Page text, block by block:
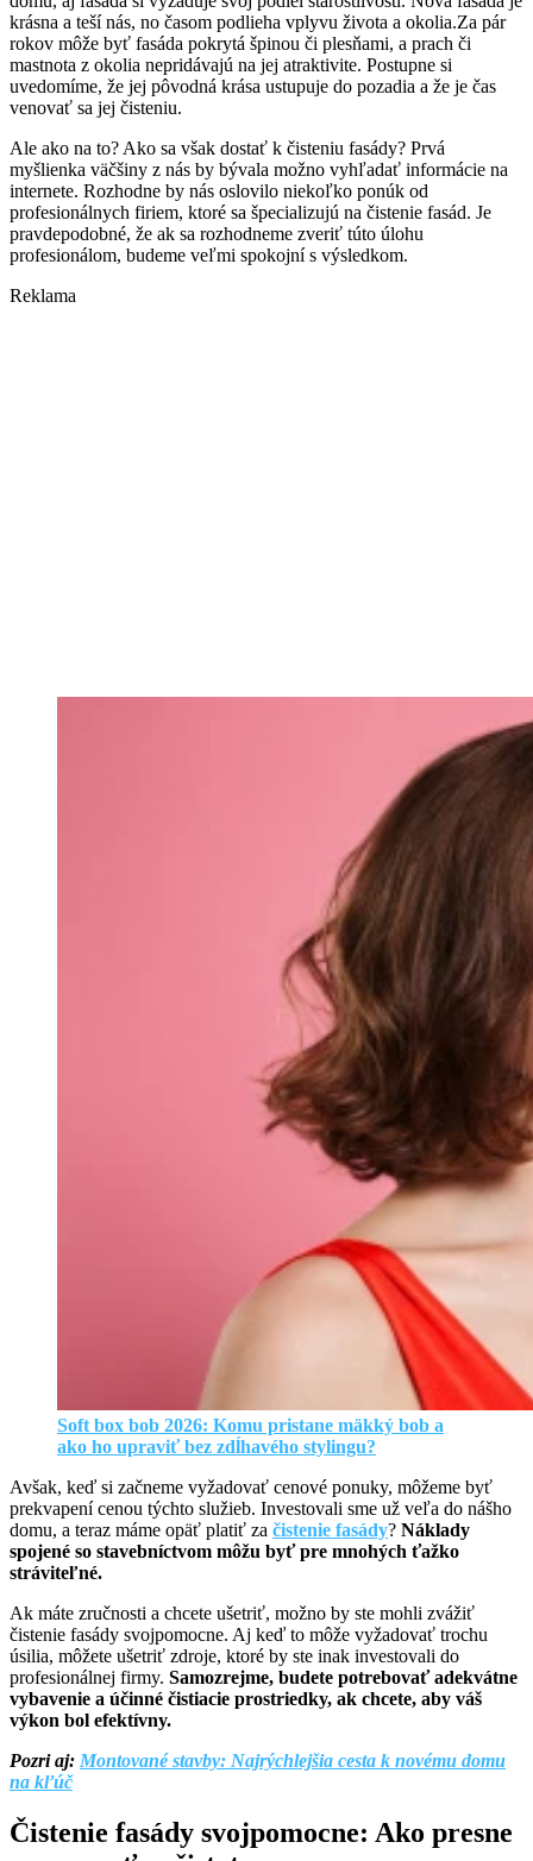
krásna a teší nás, no časom podlieha vplyvu života a okolia.Za pár
rokov môže byť fasáda pokrytá špinou či plesňami, a prach či
mastnota z okolia nepridávajú na jej atraktivite. Postupne si
uvedomíme, že jej pôvodná krása ustupuje do pozadia a že je čas
venovať sa jej čisteniu.
Ale ako na to? Ako sa však dostať k čisteniu fasády? Prvá
myšlienka väčšiny z nás by bývala možno vyhľadať informácie na
internete. Rozhodne by nás oslovilo niekoľko ponúk od
profesionálnych firiem, ktoré sa špecializujú na čistenie fasád. Je
pravdepodobné, že ak sa rozhodneme zveriť túto úlohu
profesionálom, budeme veľmi spokojní s výsledkom.
Reklama
Soft box bob 2026: Komu pristane mäkký bob a
ako ho upraviť bez zdĺhavého stylingu?
Avšak, keď si začneme vyžadovať cenové ponuky, môžeme byť
prekvapení cenou týchto služieb. Investovali sme už veľa do nášho
domu, a teraz máme opäť platiť za čistenie fasády? Náklady
spojené so stavebníctvom môžu byť pre mnohých ťažko
stráviteľné.
Ak máte zručnosti a chcete ušetriť, možno by ste mohli zvážiť
čistenie fasády svojpomocne. Aj keď to môže vyžadovať trochu
úsilia, môžete ušetriť zdroje, ktoré by ste inak investovali do
profesionálnej firmy. Samozrejme, budete potrebovať adekvátne
vybavenie a účinné čistiacie prostriedky, ak chcete, aby váš
výkon bol efektívny.
Pozri aj: Montované stavby: Najrýchlejšia cesta k novému domu
na kľúč
Čistenie fasády svojpomocne: Ako presne